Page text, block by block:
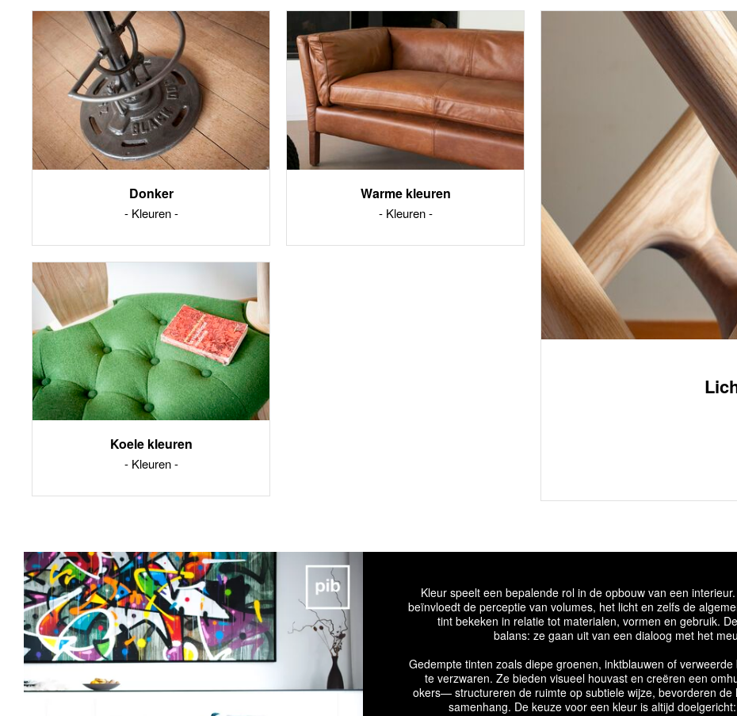
Donker
Kleuren
Warme kleuren
Kleuren
Koele kleuren
Kleuren
Kleur speelt een bepalende rol in de opbouw van een
beïnvloedt de perceptie van volumes, het licht en zelfs de
tint bekeken in relatie tot materialen, vormen en gebruik.
balans: ze gaan uit van een dialoog met het
Gedempte tinten zoals diepe groenen, inktblauwen of
te verzwaren. Ze bieden visueel houvast en creëren een
okers— structureren de ruimte op subtiele wijze, bevorderen
samenhang. De keuze voor een kleur is altijd